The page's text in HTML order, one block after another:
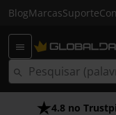
BlogMarcasSuporte
4.8 no